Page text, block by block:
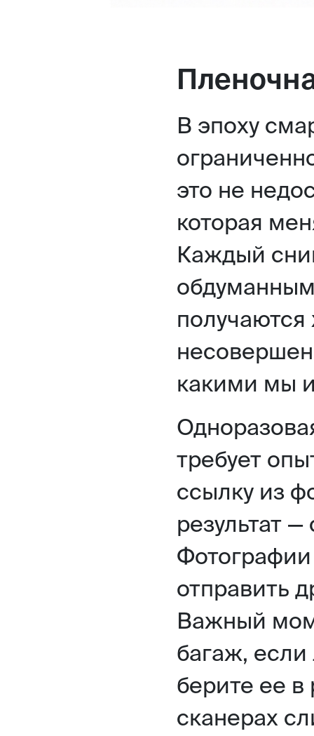
В эпоху
это не
которая
Каждый
какими мы
требует
ссылку из
результат
отправить
Важный
багаж, если
берите ее в
сканерах